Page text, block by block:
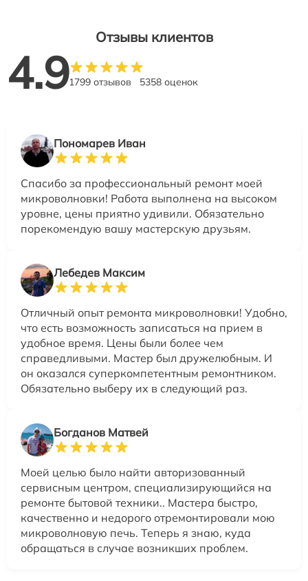
Отзывы клиентов
4.91799 отзывов 5358 оценок
Пономарев Иван
Спасибо за профессиональный ремонт моей
микроволновки! Работа выполнена на высоком
уровне, цены приятно удивили. Обязательно
порекомендую вашу мастерскую друзьям.
Лебедев Максим
Отличный опыт ремонта микроволновки! Удобно,
что есть возможность записаться на прием в
удобное время. Цены были более чем
справедливыми. Мастер был дружелюбным. И
он оказался суперкомпетентным ремонтником.
Обязательно выберу их в следующий раз.
Богданов Матвей
Моей целью было найти авторизованный
сервисным центром, специализирующийся на
ремонте бытовой техники.. Мастера быстро,
качественно и недорого отремонтировали мою
микроволновую печь. Теперь я знаю, куда
обращаться в случае возникших проблем.